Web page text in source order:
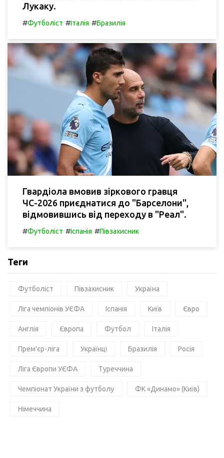
Лукаку.
#Футболіст #Італія #Бразилія
Гвардіола вмовив зіркового гравця
ЧС-2026 приєднатися до "Барселони",
відмовившись від переходу в "Реал".
#Футболіст #Іспанія #Півзахисник
Теги
Футболіст Півзахисник Україна
Ліга чемпіонів УЄФА Іспанія Київ Євро
Англія Європа Футбол Італія
Прем'єр-ліга Українці Бразилія Росія
Ліга Європи УЄФА Туреччина
Чемпіонат України з футболу ФК «Динамо» (Київ)
Німеччина